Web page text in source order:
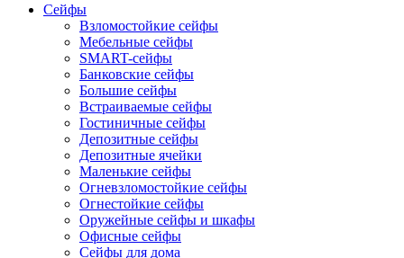
Сейфы
Взломостойкие сейфы
Мебельные сейфы
SMART-сейфы
Банковские сейфы
Большие сейфы
Встраиваемые сейфы
Гостиничные сейфы
Депозитные сейфы
Депозитные ячейки
Маленькие сейфы
Огневзломостойкие сейфы
Огнестойкие сейфы
Оружейные сейфы и шкафы
Офисные сейфы
Сейфы для дома